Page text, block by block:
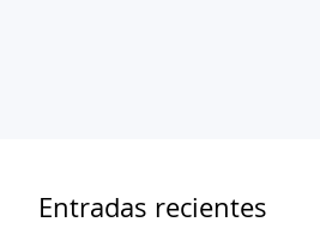
Entradas recientes